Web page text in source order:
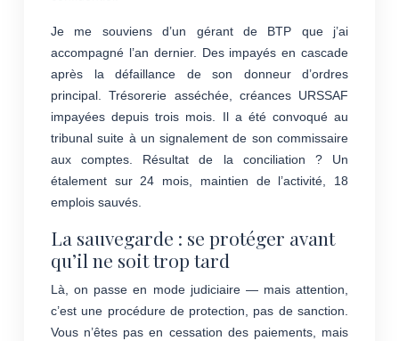
Je me souviens d’un gérant de BTP que j’ai
accompagné l’an dernier. Des impayés en cascade
après la défaillance de son donneur d’ordres
principal. Trésorerie asséchée, créances URSSAF
impayées depuis trois mois. Il a été convoqué au
tribunal suite à un signalement de son commissaire
aux comptes. Résultat de la conciliation ? Un
étalement sur 24 mois, maintien de l’activité, 18
emplois sauvés.
La sauvegarde : se protéger avant
qu’il ne soit trop tard
Là, on passe en mode judiciaire — mais attention,
c’est une procédure de protection, pas de sanction.
Vous n’êtes pas en cessation des paiements, mais